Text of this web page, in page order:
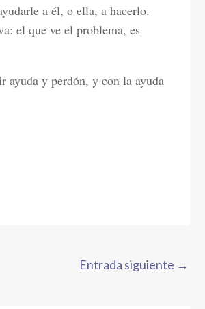
a él, o ella, a hacerlo.
el que ve el problema, es
ayuda y perdón, y con la ayuda
Entrada siguiente →